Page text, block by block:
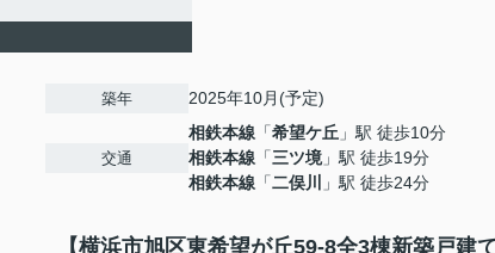
築年 2025年10月(予定)
交通
相鉄本線 「希望ケ丘 」駅 徒歩10分
相鉄本線 「三ツ境」駅 徒歩19分
相鉄本線 「二俣川 」駅 徒歩24分
【横浜市旭区東希望が丘59-8全3棟新築戸建